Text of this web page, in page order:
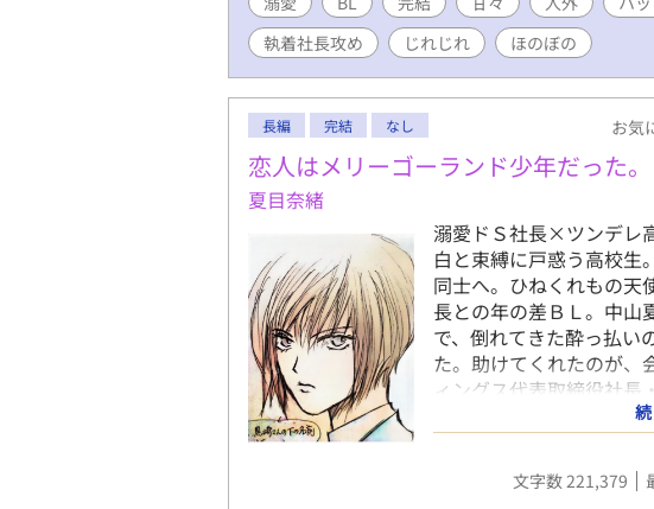
経営者。時には非情な判
一方で、ふとした瞬間に
で傷つきやすく、驚くほ
限られた相手だけが知
の一貴はどこか落ち着
輔はそんな姿に呆れなが
く。そして、一貴を見
優しさに触れていく。
やかなファッション業界
の恋と秘密の物語。 「
「クリスタルアイズ～君
タクト～私の宇宙人彼氏
～あの日のメエメエ」「
られない」にも登場して
執着社長攻め
じれじれ ほのぼの
長編 完結 なし お気
恋人はメリーゴーランド少年だった。
夏目奈緒
溺愛ドＳ社長×ツンデレ
白と束縛に戸惑う高校生
同士へ。ひねくれもの天
長との年の差ＢＬ。中山
で、倒れてきた酔っ払い
た。助けてくれたのが、
ィングス代表取締役社
まで黒崎の車で送迎さ
開かない。夏樹も同じで
前だけは自分の意思とは
独を抱えており、夏樹
文字数 221,379